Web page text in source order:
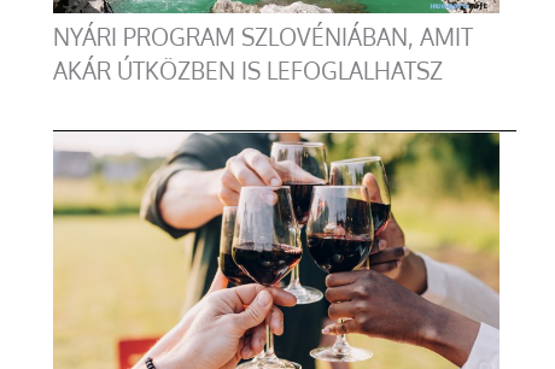
NYÁRI PROGRAM SZLOVÉNIÁBAN, AMIT
AKÁR ÚTKÖZBEN IS LEFOGLALHATSZ